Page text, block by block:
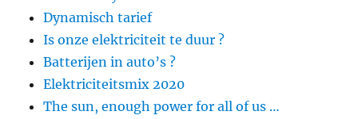
Dynamisch tarief
Is onze elektriciteit te duur ?
Batterijen in auto’s ?
Elektriciteitsmix 2020
The sun, enough power for all of us …